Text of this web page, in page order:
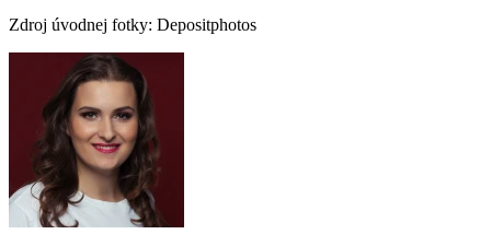
Zdroj úvodnej fotky: Depositphotos